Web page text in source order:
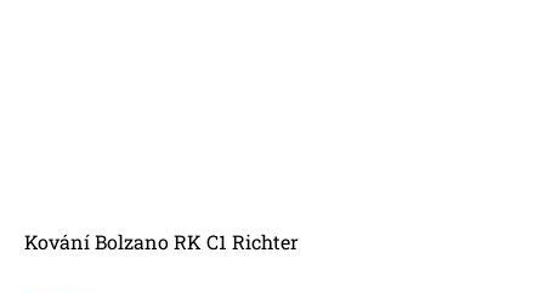
Kování Bolzano RK C1 Richter